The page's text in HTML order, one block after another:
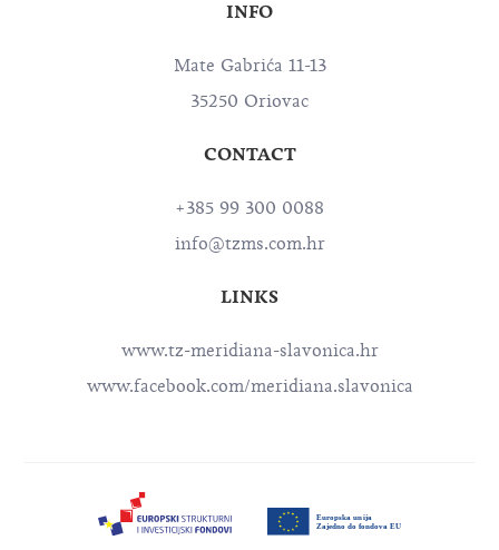
INFO
Mate Gabrića 11-13
35250 Oriovac
CONTACT
+385 99 300 0088
info@tzms.com.hr
LINKS
www.tz-meridiana-slavonica.hr
www.facebook.com/meridiana.slavonica